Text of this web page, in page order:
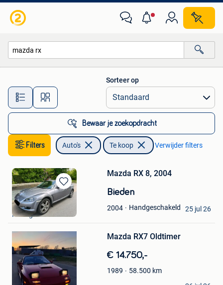
Alle afstanden…
Sorteer op
Bewaar je zoekopdracht
Filters Auto's Te koop Verwijder filters
Bewaren
in
Mijn
Favorieten
Mazda RX 8, 2004
Bieden
2004 Handgeschakeld
Els De Brouwer
Hekelgem
25 jul 26
Mijn
Favorieten
Mazda RX7 Oldtimer
€ 14.750,-
1989 58.500 km
MRT